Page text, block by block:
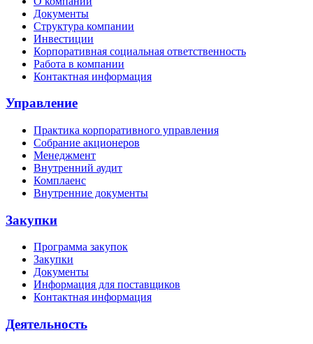
Документы
Структура компании
Инвестиции
Корпоративная социальная ответственность
Работа в компании
Контактная информация
Управление
Практика корпоративного управления
Собрание акционеров
Менеджмент
Внутренний аудит
Комплаенс
Внутренние документы
Закупки
Программа закупок
Закупки
Документы
Информация для поставщиков
Контактная информация
Деятельность